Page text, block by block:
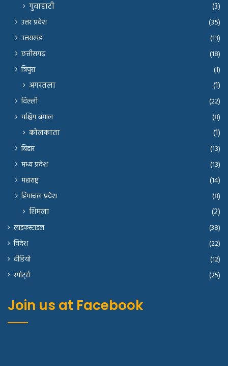
गुवाहाटी (3)
उत्तर प्रदेश
(35)
उत्तराखंड
(13)
छत्तीसगढ़
(18)
त्रिपुरा
(1)
अगरतला (1)
दिल्ली
(22)
पश्चिम बंगाल
(8)
कोलकाता (1)
बिहार
(13)
मध्य प्रदेश
(13)
महाराष्ट्र
(14)
हिमाचल प्रदेश
(8)
शिमला (2)
लाइफस्टाइल
(38)
विदेश
(22)
वीडियो
(12)
स्पोर्ट्स
(25)
Join us at Facebook